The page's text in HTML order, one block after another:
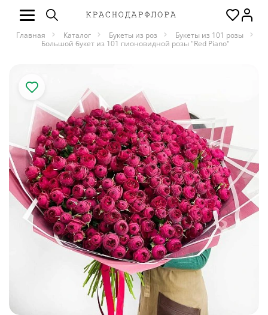
Главная Каталог Букеты из роз
Букеты из 101 розы
Большой букет из 101 пионовидной розы "Red Piano"